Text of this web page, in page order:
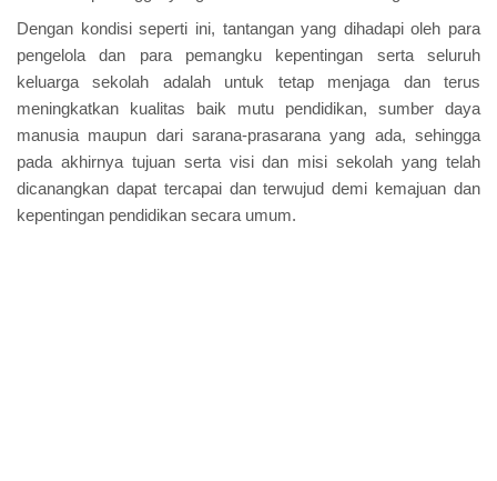
Dengan kondisi seperti ini, tantangan yang dihadapi oleh para
pengelola dan para pemangku kepentingan serta seluruh
keluarga sekolah adalah untuk tetap menjaga dan terus
meningkatkan kualitas baik mutu pendidikan, sumber daya
manusia maupun dari sarana-prasarana yang ada, sehingga
pada akhirnya tujuan serta visi dan misi sekolah yang telah
dicanangkan dapat tercapai dan terwujud demi kemajuan dan
kepentingan pendidikan secara umum.